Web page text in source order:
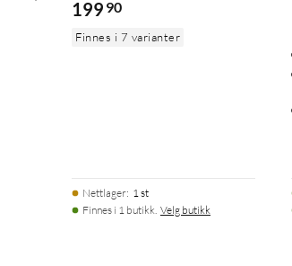
199 90
Finnes i 7 varianter
Nettlager: 1 st
Finnes i 1 butikk. Velg butikk